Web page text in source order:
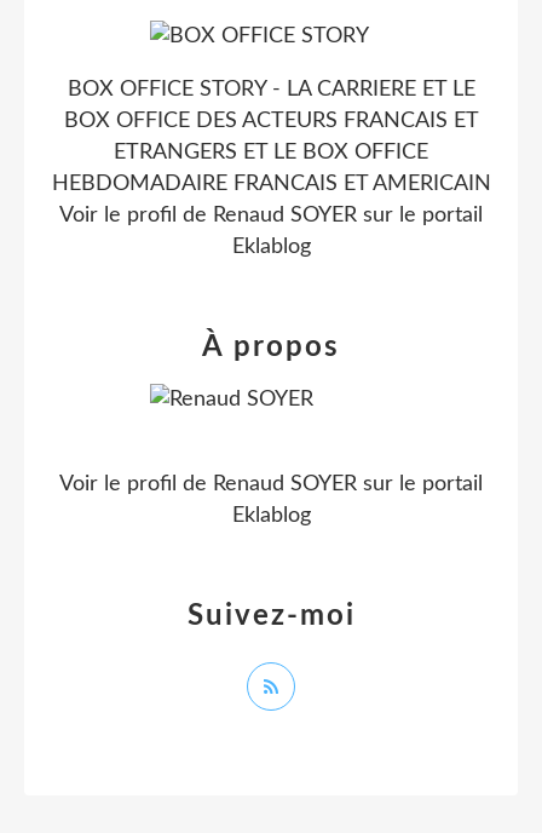
BOX OFFICE STORY - LA CARRIERE ET LE
BOX OFFICE DES ACTEURS FRANCAIS ET
ETRANGERS ET LE BOX OFFICE
HEBDOMADAIRE FRANCAIS ET AMERICAIN
Voir le profil de Renaud SOYER sur le portail
Eklablog
Suivez-moi
À propos
Voir le profil de Renaud SOYER sur le portail
Eklablog